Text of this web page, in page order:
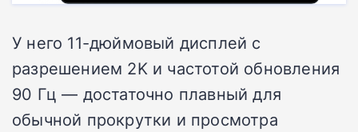
У него 11-дюймовый дисплей с
разрешением 2K и частотой обновления
90 Гц — достаточно плавный для
обычной прокрутки и просмотра